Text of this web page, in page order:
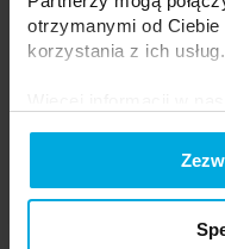
otrzymanymi od
korzystania z ich usług.